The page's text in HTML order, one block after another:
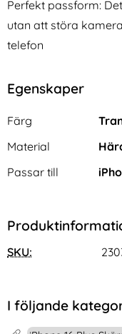
Perfekt passform:
utan att störa
telefon
Egenskaper
Egenskaper/attribut
Attribut
Färg
Material
Passar till
SKU:
I följande